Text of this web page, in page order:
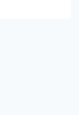
del Automóvil de